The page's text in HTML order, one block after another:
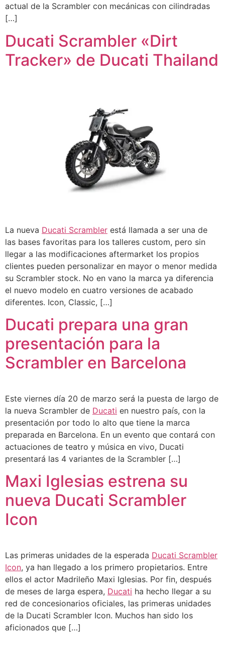
actual de la Scrambler con mecánicas con cilindradas
[…]
Ducati Scrambler «Dirt
Tracker» de Ducati Thailand
La nueva Ducati Scrambler está llamada a ser una de
las bases favoritas para los talleres custom, pero sin
llegar a las modificaciones aftermarket los propios
clientes pueden personalizar en mayor o menor medida
su Scrambler stock. No en vano la marca ya diferencia
el nuevo modelo en cuatro versiones de acabado
diferentes. Icon, Classic, […]
Ducati prepara una gran
presentación para la
Scrambler en Barcelona
Este viernes día 20 de marzo será la puesta de largo de
la nueva Scrambler de Ducati en nuestro país, con la
presentación por todo lo alto que tiene la marca
preparada en Barcelona. En un evento que contará con
actuaciones de teatro y música en vivo, Ducati
presentará las 4 variantes de la Scrambler […]
Maxi Iglesias estrena su
nueva Ducati Scrambler
Icon
Las primeras unidades de la esperada Ducati Scrambler
Icon, ya han llegado a los primero propietarios. Entre
ellos el actor Madrileño Maxi Iglesias. Por fin, después
de meses de larga espera, Ducati ha hecho llegar a su
red de concesionarios oficiales, las primeras unidades
de la Ducati Scrambler Icon. Muchos han sido los
aficionados que […]